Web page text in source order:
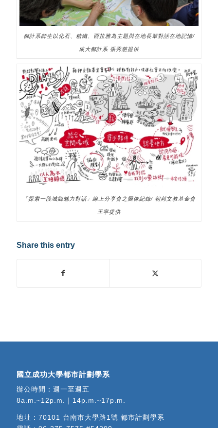
都計系師生以化石、糖鐵、西拉雅為主題與在地長輩對話在地記憶/
成大都計系 張秀慈提供
「探索一段城鄉魅力對話」線上分享會之圖像紀錄/ 朝邦文教基金會
王寧提供
Share this entry
國立成功大學都市計劃學系
辦公時間：週一至週五
8a.m.~12p.m.｜14p.m.~17p.m.
地址： 70101 台南市大學路1號 都市計劃學系